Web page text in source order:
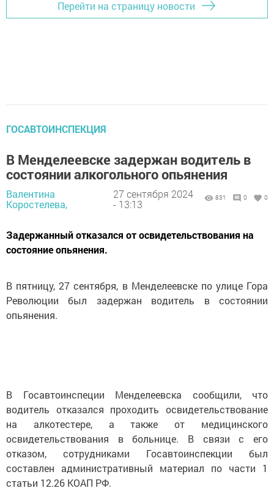
Перейти на страницу новости
ГОСАВТОИНСПЕКЦИЯ
В Менделеевске задержан водитель в
состоянии алкогольного опьянения
Валентина
Коростелева,
27 сентября 2024
- 13:13
831 0 0
Задержанный отказался от освидетельствования на
состояние опьянения.
В пятницу, 27 сентября, в Менделеевске по улице Гора
Революции был задержан водитель в состоянии
опьянения.
В Госавтоинспеции Менделеевска сообщили, что
водитель отказался проходить освидетельствование
на алкотестере, а также от медицинского
освидетельствования в больнице. В связи с его
отказом, сотрудниками Госавтоинспекции был
составлен административный материал по части 1
статьи 12.26 КОАП РФ.